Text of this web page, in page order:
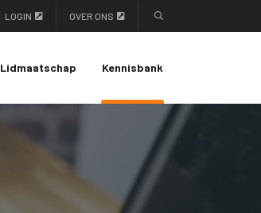
LOGIN OVER ONS
Lidmaatschap Kennisbank